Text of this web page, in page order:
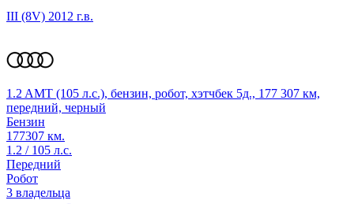
III (8V) 2012 г.в.
1.2 AMT (105 л.с.), бензин, робот, хэтчбек 5д., 177 307 км,
передний, черный
Бензин
177307 км.
1.2 / 105 л.с.
Передний
Робот
3 владельца